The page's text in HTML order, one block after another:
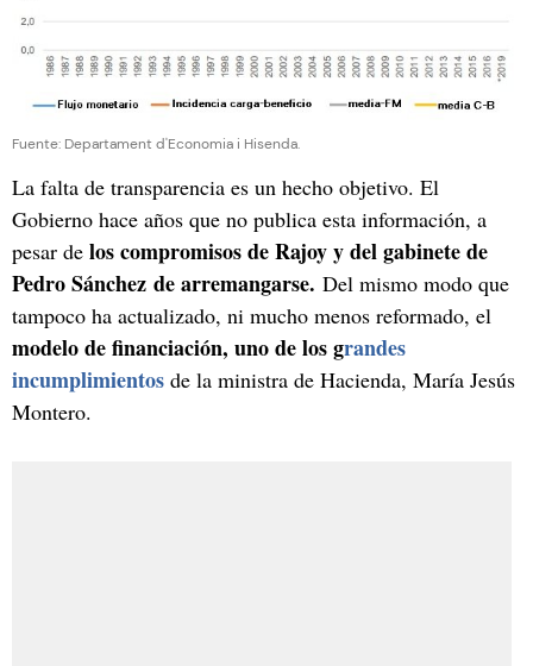
Fuente: Departament d'Economia i Hisenda.
La falta de transparencia es un hecho objetivo. El
Gobierno hace años que no publica esta información, a
pesar de los compromisos de Rajoy y del gabinete de
Pedro Sánchez de arremangarse. Del mismo modo que
tampoco ha actualizado, ni mucho menos reformado, el
modelo de financiación, uno de los grandes
incumplimientos de la ministra de Hacienda, María Jesús
Montero.